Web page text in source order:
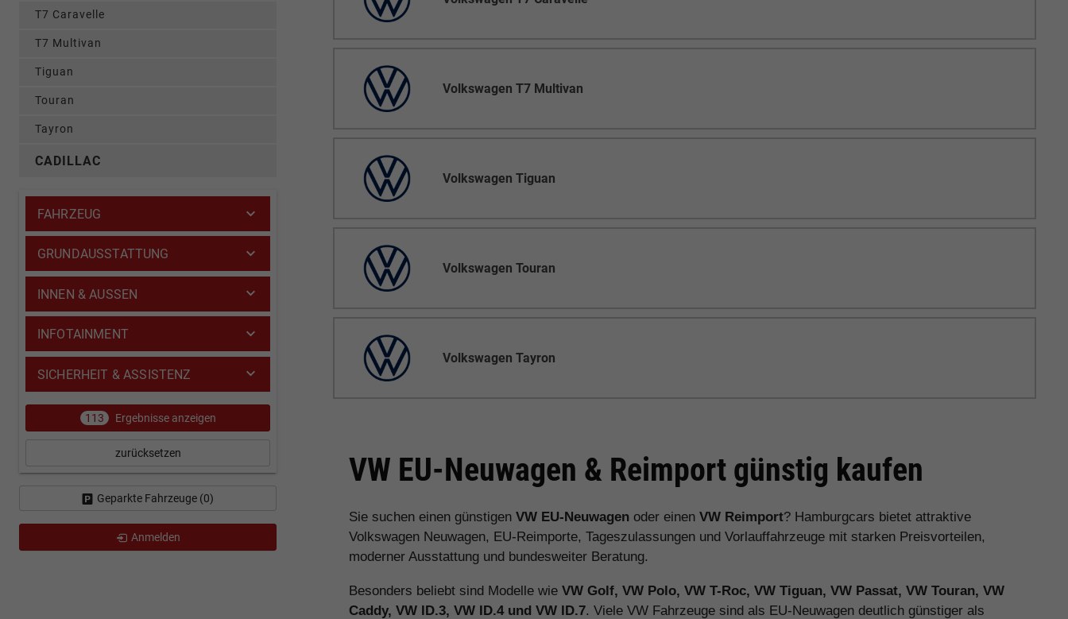
Volkswagen T7 Multivan
Volkswagen Tiguan
Volkswagen Touran
Volkswagen Tayron
VW EU-Neuwagen & Reimport günstig kaufen
Sie suchen einen günstigenVW EU-Neuwagen oder einenVW Reimport? Hamburgcars bietet attraktive
Volkswagen Neuwagen, EU-Reimporte, Tageszulassungen und Vorlauffahrzeuge mit starken Preisvorteilen,
moderner Ausstattung und bundesweiter Beratung.
Besonders beliebt sind Modelle wieVW Golf, VW Polo, VW T-Roc, VW Tiguan, VW Passat, VW Touran, VW
Caddy, VW ID.3, VW ID.4 und VW ID.7. Viele VW Fahrzeuge sind als EU-Neuwagen deutlich günstiger als
T7 Caravelle
T7 Multivan
Tiguan
Touran
Tayron
CADILLAC
FAHRZEUG
GRUNDAUSSTATTUNG
INNEN & AUSSEN
INFOTAINMENT
SICHERHEIT & ASSISTENZ
113 Ergebnisse anzeigen
zurücksetzen
Geparkte Fahrzeuge (0)
Anmelden